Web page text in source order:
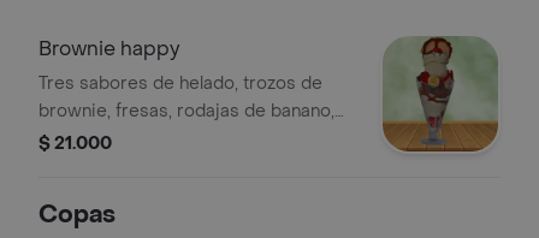
Brownie happy
Tres sabores de helado, trozos de
brownie, fresas, rodajas de banano,
salsa de chocolate, arequipe, chantilly
$ 21.000
Copas